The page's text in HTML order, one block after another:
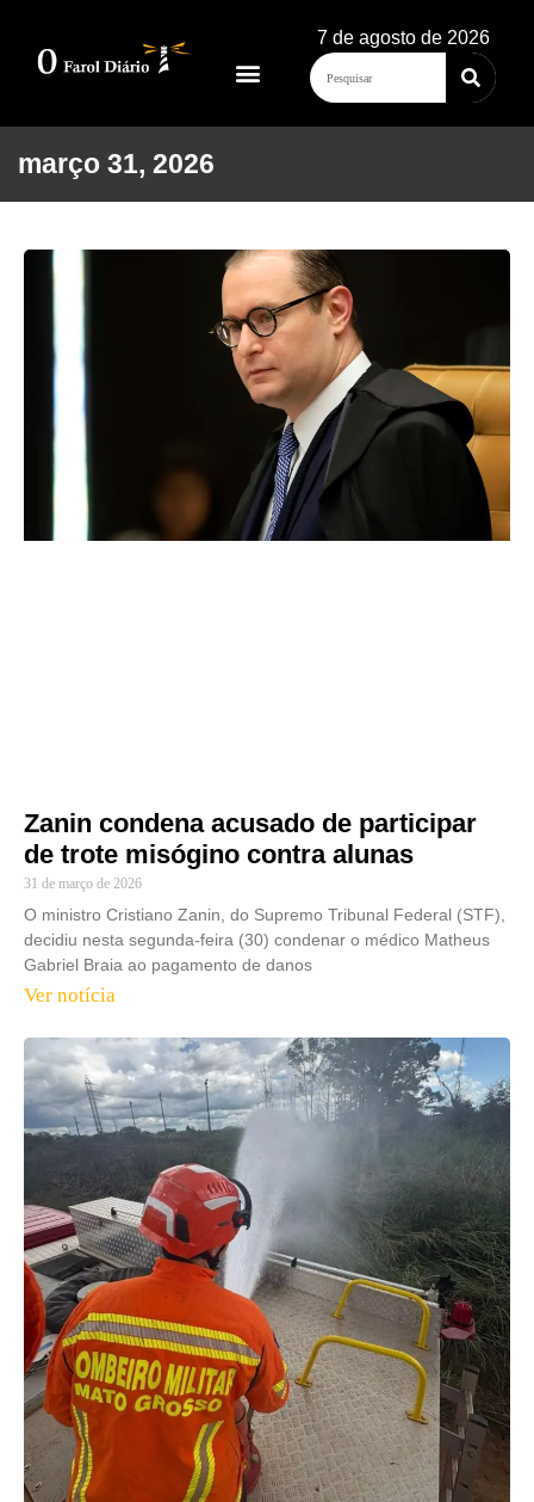
7 de agosto de 2026
março 31, 2026
Zanin condena acusado de participar
de trote misógino contra alunas
31 de março de 2026
O ministro Cristiano Zanin, do Supremo Tribunal Federal (STF),
decidiu nesta segunda-feira (30) condenar o médico Matheus
Gabriel Braia ao pagamento de danos
Ver notícia